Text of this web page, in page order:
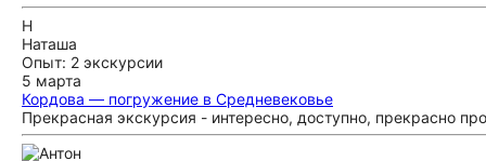
Н
Наташа
Опыт: 2 экскурсии
5 марта
Кордова — погружение в Средневековье
Прекрасная экскурсия - интересно, доступно, прекрасно